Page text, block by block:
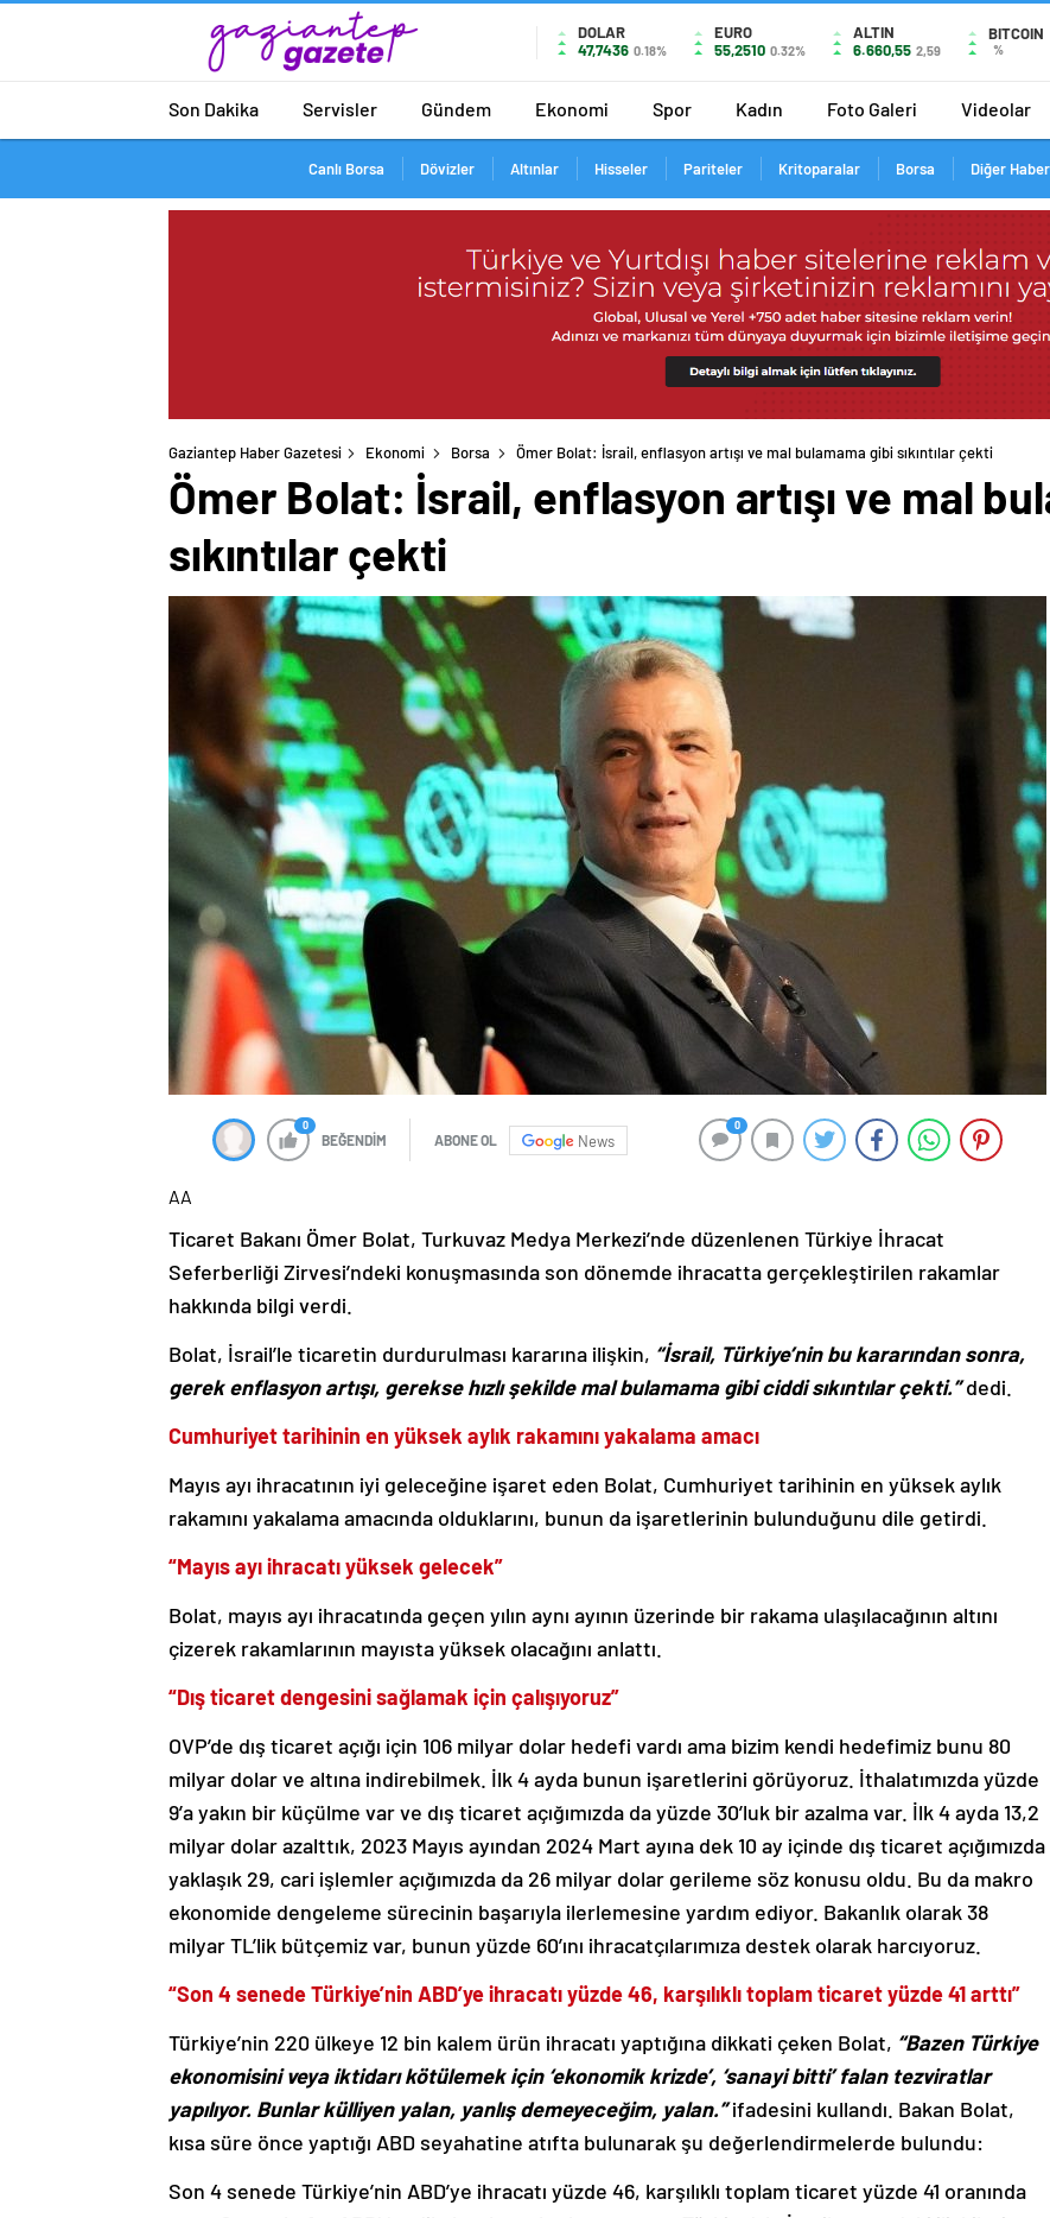
DOLAR
47,7436 0.18%
EURO
55,2510 0.32%
ALTIN
6.660,55 2,59
BITCOIN
%
Son Dakika Servisler Gündem Ekonomi Spor Kadın Foto Galeri Videolar
Canlı Borsa Dövizler Altınlar Hisseler Pariteler Kritoparalar Borsa Diğer
Gaziantep Haber Gazetesi Ekonomi Borsa Ömer Bolat: İsrail, enflasyon artışı ve mal bulamama gibi sıkıntılar çekti
Ömer Bolat: İsrail, enflasyon artışı ve mal
sıkıntılar çekti
0
BEĞENDİM ABONE OL News
0
AA
Ticaret Bakanı Ömer Bolat, Turkuvaz Medya Merkezi’nde düzenlenen Türkiye İhracat
Seferberliği Zirvesi’ndeki konuşmasında son dönemde ihracatta gerçekleştirilen rakamlar
hakkında bilgi verdi.
Bolat, İsrail’le ticaretin durdurulması kararına ilişkin, “İsrail, Türkiye’nin bu kararından sonra,
gerek enflasyon artışı, gerekse hızlı şekilde mal bulamama gibi ciddi sıkıntılar çekti.”dedi.
Cumhuriyet tarihinin en yüksek aylık rakamını yakalama amacı
Mayıs ayı ihracatının iyi geleceğine işaret eden Bolat, Cumhuriyet tarihinin en yüksek aylık
rakamını yakalama amacında olduklarını, bunun da işaretlerinin bulunduğunu dile getirdi.
“Mayıs ayı ihracatı yüksek gelecek”
Bolat, mayıs ayı ihracatında geçen yılın aynı ayının üzerinde bir rakama ulaşılacağının altını
çizerek rakamlarının mayısta yüksek olacağını anlattı.
“Dış ticaret dengesini sağlamak için çalışıyoruz”
OVP’de dış ticaret açığı için 106 milyar dolar hedefi vardı ama bizim kendi hedefimiz bunu 80
milyar dolar ve altına indirebilmek. İlk 4 ayda bunun işaretlerini görüyoruz. İthalatımızda yüzde
9’a yakın bir küçülme var ve dış ticaret açığımızda da yüzde 30’luk bir azalma var. İlk 4 ayda 13,2
milyar dolar azalttık, 2023 Mayıs ayından 2024 Mart ayına dek 10 ay içinde dış ticaret açığımızda
yaklaşık 29, cari işlemler açığımızda da 26 milyar dolar gerileme söz konusu oldu. Bu da makro
ekonomide dengeleme sürecinin başarıyla ilerlemesine yardım ediyor. Bakanlık olarak 38
milyar TL’lik bütçemiz var, bunun yüzde 60’ını ihracatçılarımıza destek olarak harcıyoruz.
“Son 4 senede Türkiye’nin ABD’ye ihracatı yüzde 46, karşılıklı toplam ticaret yüzde 41 arttı”
Türkiye’nin 220 ülkeye 12 bin kalem ürün ihracatı yaptığına dikkati çeken Bolat, “Bazen Türkiye
ekonomisini veya iktidarı kötülemek için ‘ekonomik krizde’, ‘sanayi bitti’ falan tezviratlar
yapılıyor. Bunlar külliyen yalan, yanlış demeyeceğim, yalan.”ifadesini kullandı. Bakan Bolat,
kısa süre önce yaptığı ABD seyahatine atıfta bulunarak şu değerlendirmelerde bulundu:
Son 4 senede Türkiye’nin ABD’ye ihracatı yüzde 46, karşılıklı toplam ticaret yüzde 41 oranında